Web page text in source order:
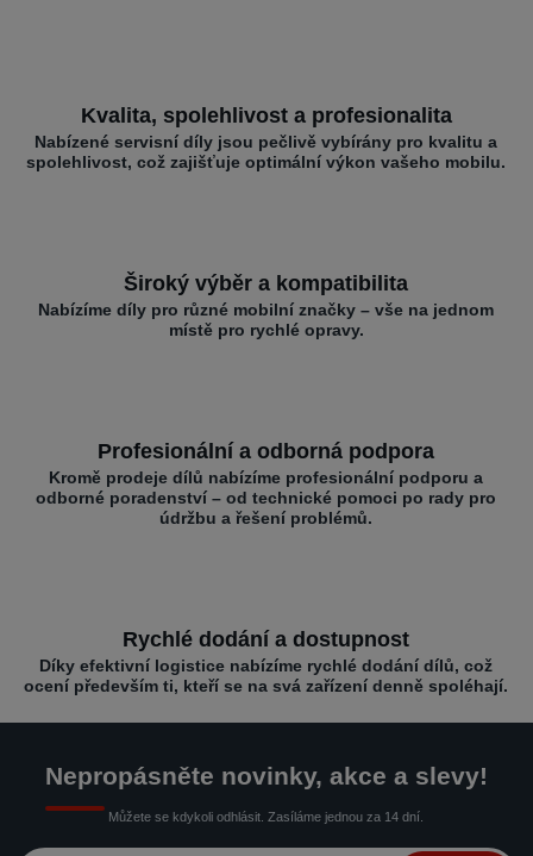
Kvalita, spolehlivost a profesionalita
Nabízené servisní díly jsou pečlivě vybírány pro kvalitu a
spolehlivost, což zajišťuje optimální výkon vašeho mobilu.
Široký výběr a kompatibilita
Nabízíme díly pro různé mobilní značky – vše na jednom
místě pro rychlé opravy.
Profesionální a odborná podpora
Kromě prodeje dílů nabízíme profesionální podporu a
odborné poradenství – od technické pomoci po rady pro
údržbu a řešení problémů.
Rychlé dodání a dostupnost
Díky efektivní logistice nabízíme rychlé dodání dílů, což
ocení především ti, kteří se na svá zařízení denně spoléhají.
Nepropásněte novinky, akce a slevy!
Můžete se kdykoli odhlásit. Zasíláme jednou za 14 dní.